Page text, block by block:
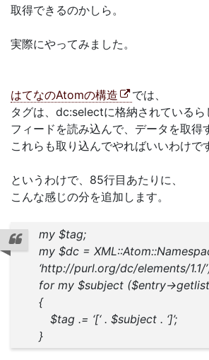
取得できるのかしら。
実際にやってみました。
はてなのAtomの構造
では、
タグは、dc:selectに格納されているら
フィードを読み込んで、データを取得
これらも取り込んでやればいいわけで
というわけで、85行目あたりに、
こんな感じの分を追加します。
my $tag;
my $dc =
‘http://purl.org/dc/elements/1.1/
for my $subject ($entry-
{
$tag .= ‘[‘ . $subject . ‘]’;
}